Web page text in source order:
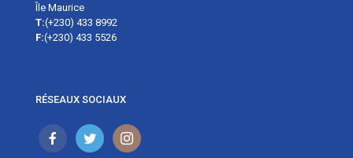
Île Maurice
T:(+230) 433 8992
F:(+230) 433 5526
RÉSEAUX SOCIAUX